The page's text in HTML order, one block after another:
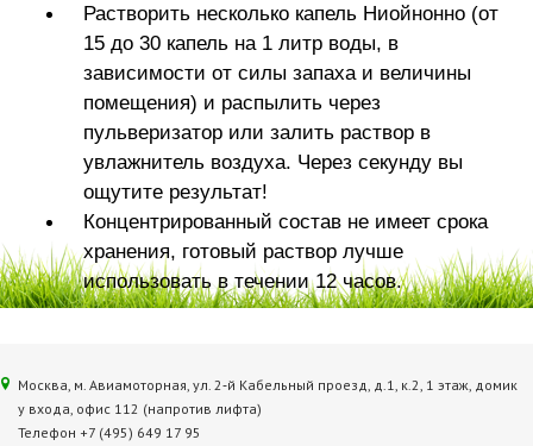
Растворить несколько капель Ниойнонно (от
15 до 30 капель на 1 литр воды, в
зависимости от силы запаха и величины
помещения) и распылить через
пульверизатор или залить раствор в
увлажнитель воздуха. Через секунду вы
ощутите результат!
Концентрированный состав не имеет срока
хранения, готовый раствор лучше
использовать в течении 12 часов.
Москва, м. Авиамоторная, ул. 2‑й Кабельный проезд, д.1, к.2, 1 этаж, домик
у входа, офис 112 (напротив лифта)
Телефон +7 (495) 649 17 95